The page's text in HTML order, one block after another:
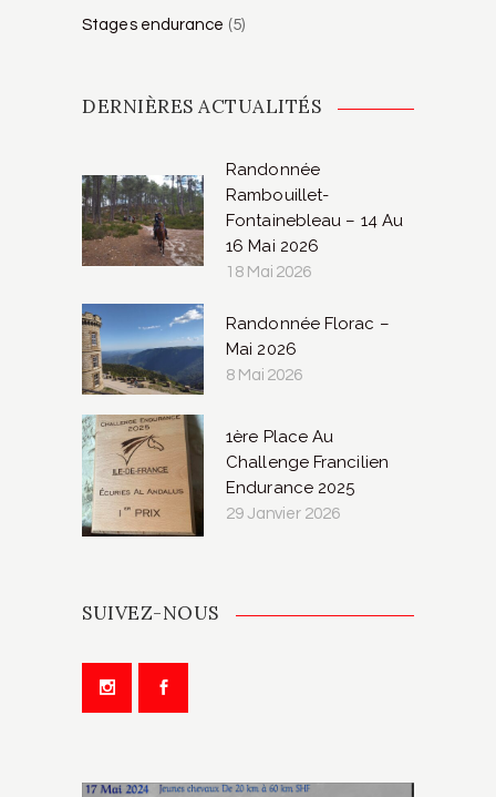
Stages endurance (5)
DERNIÈRES ACTUALITÉS
Randonnée
Rambouillet-
Fontainebleau – 14 Au
16 Mai 2026
18 Mai 2026
Randonnée Florac –
Mai 2026
8 Mai 2026
1ère Place Au
Challenge Francilien
Endurance 2025
29 Janvier 2026
SUIVEZ-NOUS